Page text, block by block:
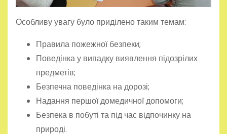
Особливу увагу було приділено таким темам:
Правила пожежної безпеки;
Поведінка у випадку виявлення підозрілих
предметів;
Безпечна поведінка на дорозі;
Надання першої домедичної допомоги;
Безпека в побуті та під час відпочинку на
природі.